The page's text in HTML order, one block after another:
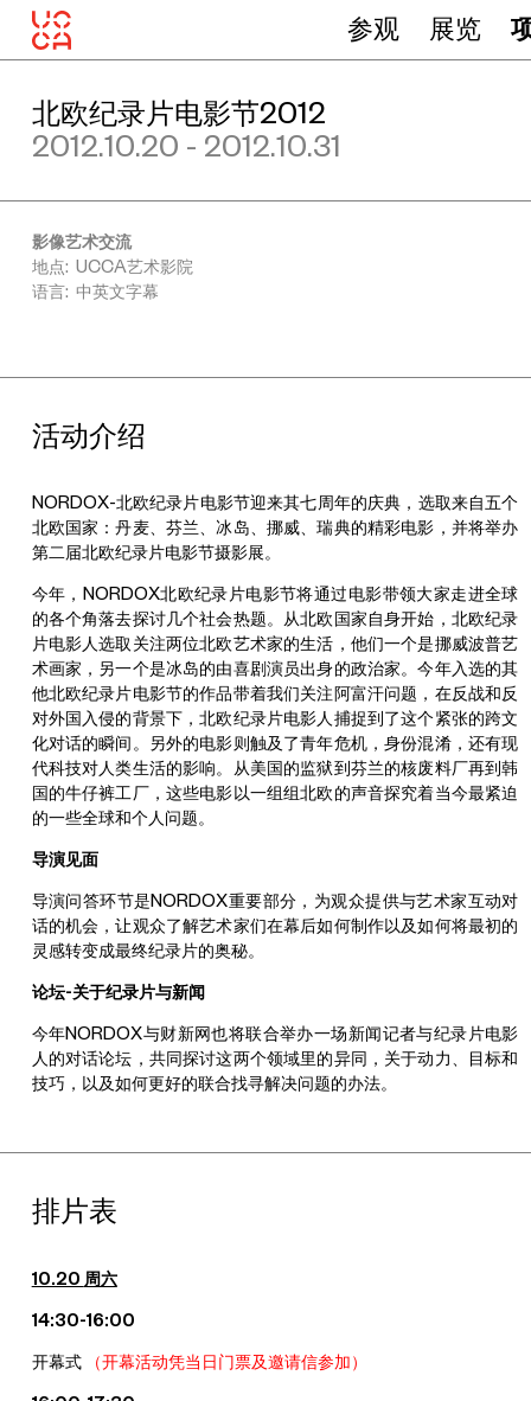
参观 展览
北欧纪录片电影节2012
2012.10.20 - 2012.10.31
影像艺术交流
地点: UCCA艺术影院
语言: 中英文字幕
活动介绍
NORDOX-北欧纪录片电影节迎来其七周年的庆典，选取来自五个
北欧国家：丹麦、芬兰、冰岛、挪威、瑞典的精彩电影，并将举办
第二届北欧纪录片电影节摄影展。
今年，NORDOX北欧纪录片电影节将通过电影带领大家走进全球
的各个角落去探讨几个社会热题。从北欧国家自身开始，北欧纪录
片电影人选取关注两位北欧艺术家的生活，他们一个是挪威波普艺
术画家，另一个是冰岛的由喜剧演员出身的政治家。今年入选的其
他北欧纪录片电影节的作品带着我们关注阿富汗问题，在反战和反
对外国入侵的背景下，北欧纪录片电影人捕捉到了这个紧张的跨文
化对话的瞬间。另外的电影则触及了青年危机，身份混淆，还有现
代科技对人类生活的影响。从美国的监狱到芬兰的核废料厂再到韩
国的牛仔裤工厂，这些电影以一组组北欧的声音探究着当今最紧迫
的一些全球和个人问题。
导演见面
导演问答环节是NORDOX重要部分，为观众提供与艺术家互动对
话的机会，让观众了解艺术家们在幕后如何制作以及如何将最初的
灵感转变成最终纪录片的奥秘。
论坛-关于纪录片与新闻
今年NORDOX与财新网也将联合举办一场新闻记者与纪录片电影
人的对话论坛，共同探讨这两个领域里的异同，关于动力、目标和
技巧，以及如何更好的联合找寻解决问题的办法。
排片表
10.20 周六
14:30-16:00
开幕式 （开幕活动凭当日门票及邀请信参加）